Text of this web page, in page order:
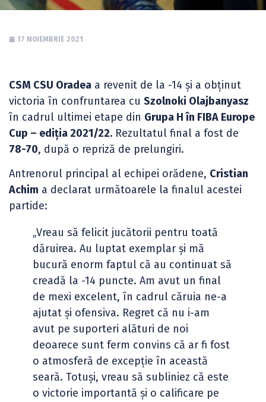
17 NOIEMBRIE 2021
CSM CSU Oradea a revenit de la -14 și a obținut
victoria în confruntarea cu Szolnoki Olajbanyasz
în cadrul ultimei etape din Grupa H în FIBA Europe
Cup – ediția 2021/22. Rezultatul final a fost de
78-70, după o repriză de prelungiri.
Antrenorul principal al echipei orădene, Cristian
Achim a declarat următoarele la finalul acestei
partide:
„Vreau să felicit jucătorii pentru toată
dăruirea. Au luptat exemplar și mă
bucură enorm faptul că au continuat să
creadă la -14 puncte. Am avut un final
de mexi excelent, în cadrul căruia ne-a
ajutat și ofensiva. Regret că nu i-am
avut pe suporteri alături de noi
deoarece sunt ferm convins că ar fi fost
o atmosferă de excepție în această
seară. Totuși, vreau să subliniez că este
o victorie importantă și o calificare pe